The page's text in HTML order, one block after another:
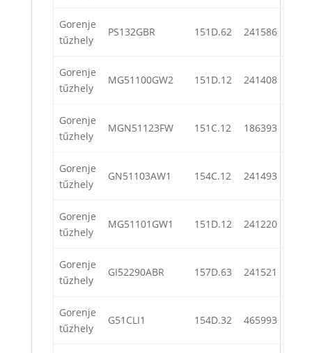
Gorenje
tűzhely
PS132GBR 151D.62 241586
Gorenje
tűzhely
MG51100GW2 151D.12 241408
Gorenje
tűzhely
MGN51123FW 151C.12 186393
Gorenje
tűzhely
GN51103AW1 154C.12 241493
Gorenje
tűzhely
MG51101GW1 151D.12 241220
Gorenje
tűzhely
GI52290ABR 157D.63 241521
Gorenje
tűzhely
G51CLI1 154D.32 465993